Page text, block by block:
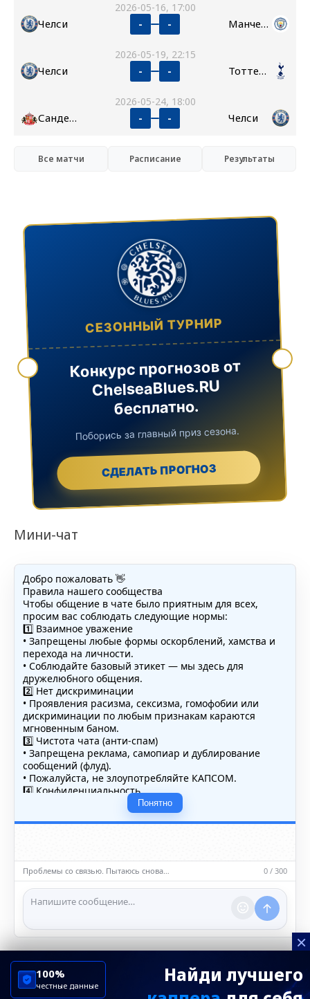
2026-05-16, 17:00
Челси - - Манчестер Сити
2026-05-19, 22:15
Челси - - Тоттенхэм
2026-05-24, 18:00
Сандерленд - - Челси
Все матчи Расписание Результаты
СЕЗОННЫЙ ТУРНИР
Конкурс прогнозов от
ChelseaBlues.RU
бесплатно.
Поборись за главный приз сезона.
СДЕЛАТЬ ПРОГНОЗ
Мини-чат
Добро пожаловать 👋
Правила нашего сообщества
Чтобы общение в чате было приятным для всех,
просим вас соблюдать следующие нормы:
1️⃣ Взаимное уважение
• Запрещены любые формы оскорблений, хамства и
перехода на личности.
• Соблюдайте базовый этикет — мы здесь для
дружелюбного общения.
2️⃣ Нет дискриминации
• Проявления расизма, сексизма, гомофобии или
дискриминации по любым признакам караются
мгновенным баном.
3️⃣ Чистота чата (анти-спам)
• Запрещена реклама, самопиар и дублирование
сообщений (флуд).
• Пожалуйста, не злоупотребляйте КАПСОМ.
4️⃣ Конфиденциальность
• Не публикуйте личные данные — свои или чужие
(телефоны, адреса, документы).
5️⃣ Уместность контента
насилию.
ℹ️ Модераторы и администраторы вправе удалять
сообщения и ограничивать доступ к чату при
нарушении правил.
Понятно
Проблемы со связью. Пытаюсь снова… 0 / 300
×
Найди лучшего
100%
честные данные